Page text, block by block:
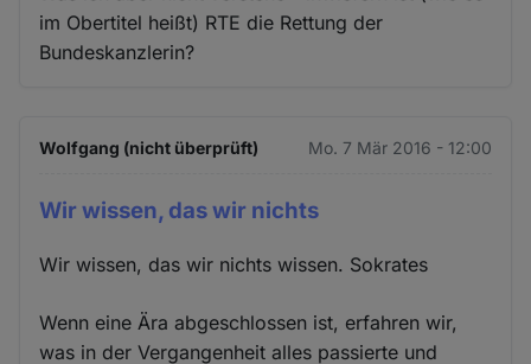
im Obertitel heißt) RTE die Rettung der
Bundeskanzlerin?
Wolfgang (nicht überprüft) Mo. 7 Mär 2016 - 12:00
Wir wissen, das wir nichts
Wir wissen, das wir nichts wissen. Sokrates
Wenn eine Ära abgeschlossen ist, erfahren wir,
was in der Vergangenheit alles passierte und